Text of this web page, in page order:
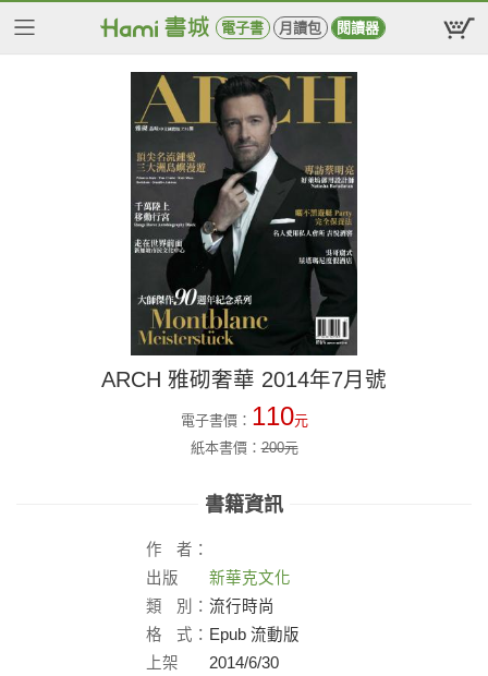
電子書 月讀包 閱讀器
ARCH 雅砌奢華 2014年7月號
電子書價： 110元
紙本書價：200元
書籍資訊
作
者：
出版
社：
新華克文化
類
別： 流行時尚
格
式： Epub 流動版
上架
2014/6/30